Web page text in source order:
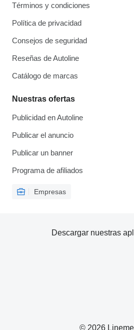
Términos y condiciones
Política de privacidad
Consejos de seguridad
Reseñas de Autoline
Catálogo de marcas
Nuestras ofertas
Publicidad en Autoline
Publicar el anuncio
Publicar un banner
Programa de afiliados
Empresas
© 2026
Descargar nuestras